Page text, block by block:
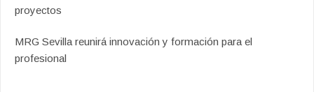
proyectos
MRG Sevilla reunirá innovación y formación para el
profesional